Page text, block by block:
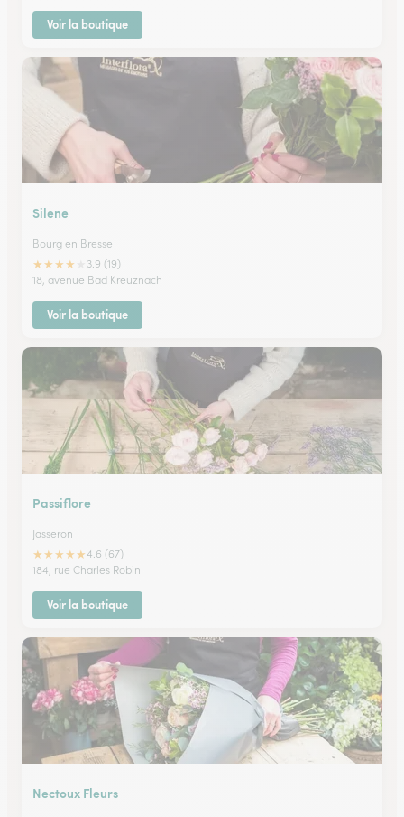
Voir la boutique
Silene
Bourg en Bresse
★★★★
3.9 (19)
18, avenue Bad Kreuznach
Voir la boutique
Passiflore
Jasseron
★★★★★4.6 (67)
184, rue Charles Robin
Voir la boutique
Nectoux Fleurs